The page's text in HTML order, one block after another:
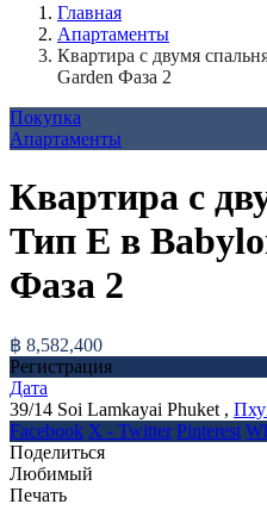
Главная
Апартаменты
Квартира с двумя
Garden Фаза 2
Покупка
Апартаменты
Квартира с
Тип Е в
Фаза 2
฿ 8,582,400
Регистрация
Дата
39/14 Soi Lamkayai Phuket ,
Facebook X - Twitter Pinterest
Поделиться
Любимый
Печать